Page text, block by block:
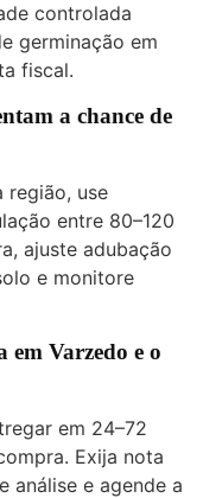
controlada
germinação em
fiscal.
a chance de
região, use
entre 80–120
ajuste adubação
e monitore
em Varzedo e o
em 24–72
Exija nota
análise e agende a